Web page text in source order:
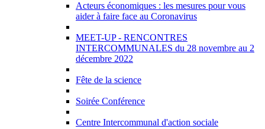
Acteurs économiques : les mesures pour vous
aider à faire face au Coronavirus
MEET-UP - RENCONTRES
INTERCOMMUNALES du 28 novembre au 2
décembre 2022
Fête de la science
Soirée Conférence
Centre Intercommunal d'action sociale